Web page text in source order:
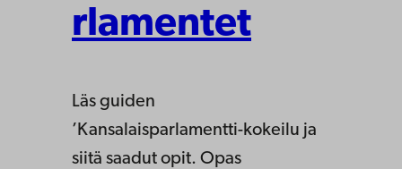
rlamentet
Läs guiden
’Kansalaisparlamentti-kokeilu ja
siitä saadut opit. Opas